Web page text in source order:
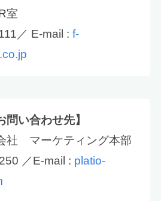
室
／ E-mail :f-
問い合わせ先】
社 マーケティング本部
／E-mail : platio-